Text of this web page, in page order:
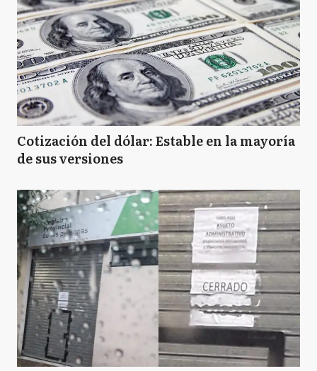
Cotización del dólar: Estable en la mayoría
de sus versiones